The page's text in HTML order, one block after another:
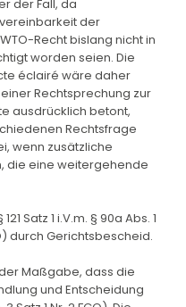
der Fall, da
der
Recht bislang nicht in
worden seien. Die
éclairé wäre daher
Rechtsprechung zur
ausdrücklich betont,
Rechtsfrage
wenn zusätzliche
die eine weitergehende
Satz 1 i.V.m. § 90a Abs. 1
durch Gerichtsbescheid.
Maßgabe, dass die
und Entscheidung